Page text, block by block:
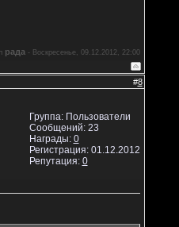
рада- Воскресенье, 09.12.2012, 22:00
#8
Группа: Пользователи
Сообщений: 23
Награды: 0
Регистрация: 01.12.2012
Репутация: 0